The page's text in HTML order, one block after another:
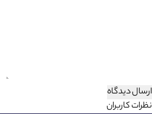
ارسال دیدگاه
نظرات کاربران